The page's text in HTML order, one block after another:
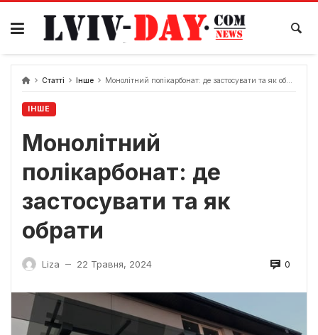
Skip
content
Статті Інше Монолітний полікарбонат: де застосувати та як обрати
ІНШЕ
Монолітний
полікарбонат: де
застосувати та як
обрати
Liza — 22 Травня, 2024 0